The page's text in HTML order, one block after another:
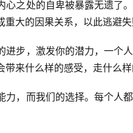
心之处的自卑被暴露无遗了
大的因果关系，以此逃避失
进步，激发你的潜力，一个
来什么样的感受，走什么样
力，而我们的选择。每个人